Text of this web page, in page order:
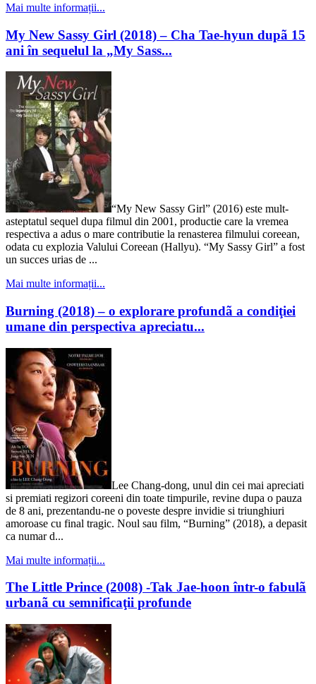
Mai multe informații...
My New Sassy Girl (2018) – Cha Tae-hyun dupã 15
ani în sequelul la „My Sass...
“My New Sassy Girl” (2016) este mult-
asteptatul sequel dupa filmul din 2001, productie care la vremea
respectiva a adus o mare contributie la renasterea filmului coreean,
odata cu explozia Valului Coreean (Hallyu). “My Sassy Girl” a fost
un succes urias de ...
Mai multe informații...
Burning (2018) – o explorare profundã a condiţiei
umane din perspectiva apreciatu...
Lee Chang-dong, unul din cei mai apreciati
si premiati regizori coreeni din toate timpurile, revine dupa o pauza
de 8 ani, prezentandu-ne o poveste despre invidie si triunghiuri
amoroase cu final tragic. Noul sau film, “Burning” (2018), a depasit
ca numar d...
Mai multe informații...
The Little Prince (2008) -Tak Jae-hoon într-o fabulã
urbanã cu semnificaţii profunde